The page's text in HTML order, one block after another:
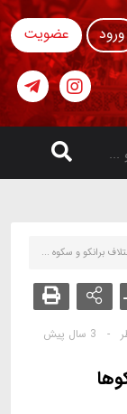
ورود عضویت
برانکو و سکوه ...
- 3 سال پیش